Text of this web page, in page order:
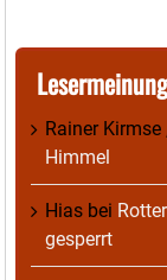
Lesermeinung
Rainer
Himmel
Hias bei
gesperrt